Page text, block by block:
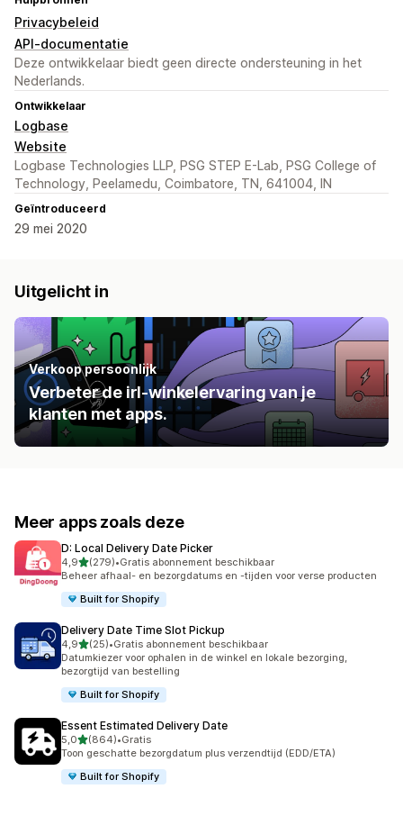
Privacybeleid
API-documentatie
Deze ontwikkelaar biedt geen directe ondersteuning in het
Nederlands.
Ontwikkelaar
Logbase
Website
Logbase Technologies LLP, PSG STEP E-Lab, PSG College of
Technology, Peelamedu, Coimbatore, TN, 641004, IN
Geïntroduceerd
29 mei 2020
Uitgelicht in
Verkoop persoonlijk
Verbeter de irl-winkelervaring van je
klanten met apps.
Meer apps zoals deze
D: Local Delivery Date Picker
4,9van 5 sterren
(279)
279 recensies in totaal
•Gratis abonnement beschikbaar
Beheer afhaal- en bezorgdatums en -tijden voor verse producten
Built for Shopify
Delivery Date Time Slot Pickup
4,9van 5 sterren
(25)
25 recensies in totaal
•Gratis abonnement beschikbaar
Datumkiezer voor ophalen in de winkel en lokale bezorging,
bezorgtijd van bestelling
Built for Shopify
Essent Estimated Delivery Date
5,0van 5 sterren
(864)
864 recensies in totaal
•Gratis
Toon geschatte bezorgdatum plus verzendtijd (EDD/ETA)
Built for Shopify